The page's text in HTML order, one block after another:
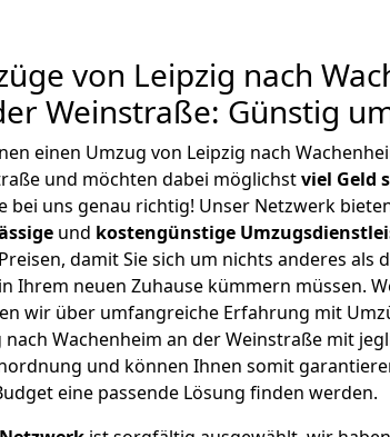
von Leipzig nach
Weinstraße: Günstig
einen Umzug von Leipzig nach
und möchten dabei möglichstviel Geld
bei uns genau richtig! Unser Netzwerk
und kostengünstige
damit Sie sich um nichts anderes als
Ihrem neuen Zuhause kümmern müssen.
wir über umfangreiche Erfahrung mit
nach Wachenheim an der Weinstraße mit
und können Ihnen somit
eine passende Lösung finden werden.